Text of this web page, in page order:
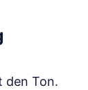
den Ton.